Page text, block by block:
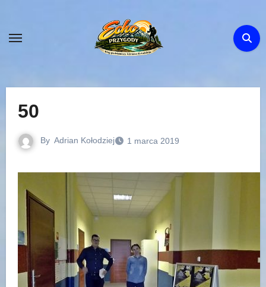
content
50
By Adrian Kołodziej 1 marca 2019